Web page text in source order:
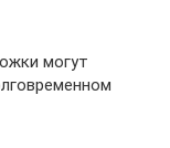
могут